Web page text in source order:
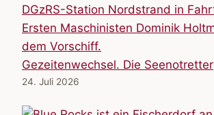
Gezeitenwechsel. Die Seenotretter
24. Juli 2026